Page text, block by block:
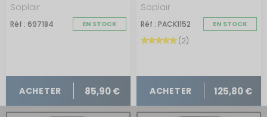
Soplair
Réf : 697184 EN STOCK
ACHETER 85,90 €
Soplair
Réf : PACK1152 EN STOCK
(2)
ACHETER 125,80 €